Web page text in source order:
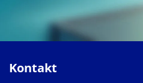
Kontakt